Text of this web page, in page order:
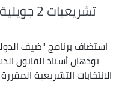
استضاف برنامج "ضيف
بودهان أستاذ القانون
الانتخابات التشريعية